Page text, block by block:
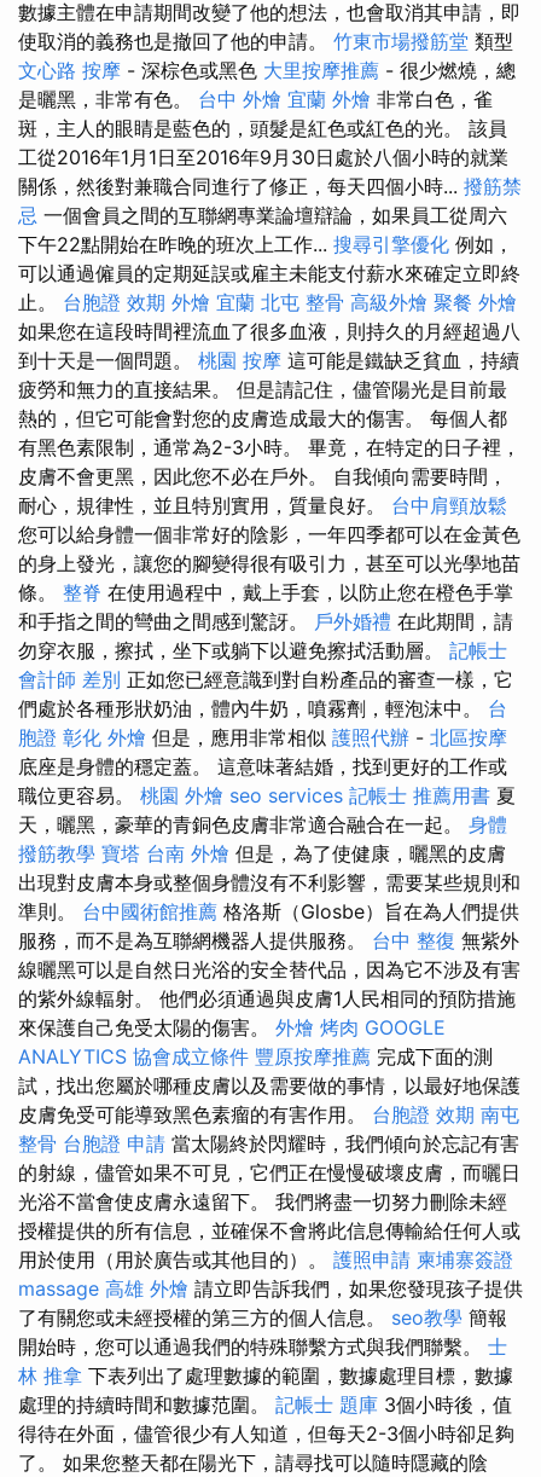
數據主體在申請期間改變了他的想法，也會取消其申請，即
使取消的義務也是撤回了他的申請。 竹東市場撥筋堂 類型
文心路 按摩 - 深棕色或黑色 大里按摩推薦 - 很少燃燒，總
是曬黑，非常有色。 台中 外燴 宜蘭 外燴 非常白色，雀
斑，主人的眼睛是藍色的，頭髮是紅色或紅色的光。 該員
工從2016年1月1日至2016年9月30日處於八個小時的就業
關係，然後對兼職合同進行了修正，每天四個小時... 撥筋禁
忌 一個會員之間的互聯網專業論壇辯論，如果員工從周六
下午22點開始在昨晚的班次上工作... 搜尋引擎優化 例如，
可以通過僱員的定期延誤或雇主未能支付薪水來確定立即終
止。 台胞證 效期 外燴 宜蘭 北屯 整骨 高級外燴 聚餐 外燴
如果您在這段時間裡流血了很多血液，則持久的月經超過八
到十天是一個問題。 桃園 按摩 這可能是鐵缺乏貧血，持續
疲勞和無力的直接結果。 但是請記住，儘管陽光是目前最
熱的，但它可能會對您的皮膚造成最大的傷害。 每個人都
有黑色素限制，通常為2-3小時。 畢竟，在特定的日子裡，
皮膚不會更黑，因此您不必在戶外。 自我傾向需要時間，
耐心，規律性，並且特別實用，質量良好。 台中肩頸放鬆
您可以給身體一個非常好的陰影，一年四季都可以在金黃色
的身上發光，讓您的腳變得很有吸引力，甚至可以光學地苗
條。 整脊 在使用過程中，戴上手套，以防止您在橙色手掌
和手指之間的彎曲之間感到驚訝。 戶外婚禮 在此期間，請
勿穿衣服，擦拭，坐下或躺下以避免擦拭活動層。 記帳士
會計師 差別 正如您已經意識到對自粉產品的審查一樣，它
們處於各種形狀奶油，體內牛奶，噴霧劑，輕泡沫中。 台
胞證 彰化 外燴 但是，應用非常相似 護照代辦 - 北區按摩
底座是身體的穩定蓋。 這意味著結婚，找到更好的工作或
職位更容易。 桃園 外燴 seo services 記帳士 推薦用書 夏
天，曬黑，豪華的青銅色皮膚非常適合融合在一起。 身體
撥筋教學 寶塔 台南 外燴 但是，為了使健康，曬黑的皮膚
出現對皮膚本身或整個身體沒有不利影響，需要某些規則和
準則。 台中國術館推薦 格洛斯（Glosbe）旨在為人們提供
服務，而不是為互聯網機器人提供服務。 台中 整復 無紫外
線曬黑可以是自然日光浴的安全替代品，因為它不涉及有害
的紫外線輻射。 他們必須通過與皮膚1人民相同的預防措施
來保護自己免受太陽的傷害。 外燴 烤肉 GOOGLE
ANALYTICS 協會成立條件 豐原按摩推薦 完成下面的測
試，找出您屬於哪種皮膚以及需要做的事情，以最好地保護
皮膚免受可能導致黑色素瘤的有害作用。 台胞證 效期 南屯
整骨 台胞證 申請 當太陽終於閃耀時，我們傾向於忘記有害
的射線，儘管如果不可見，它們正在慢慢破壞皮膚，而曬日
光浴不當會使皮膚永遠留下。 我們將盡一切努力刪除未經
授權提供的所有信息，並確保不會將此信息傳輸給任何人或
用於使用（用於廣告或其他目的）。 護照申請 柬埔寨簽證
massage 高雄 外燴 請立即告訴我們，如果您發現孩子提供
了有關您或未經授權的第三方的個人信息。 seo教學 簡報
開始時，您可以通過我們的特殊聯繫方式與我們聯繫。 士
林 推拿 下表列出了處理數據的範圍，數據處理目標，數據
處理的持續時間和數據范圍。 記帳士 題庫 3個小時後，值
得待在外面，儘管很少有人知道，但每天2-3個小時卻足夠
了。 如果您整天都在陽光下，請尋找可以隨時隱藏的陰